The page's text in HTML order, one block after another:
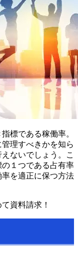
標である稼働率。
理すべきかを知ら
ないでしょう。こ
１つである占有率
を適正に保つ方法
資料請求！